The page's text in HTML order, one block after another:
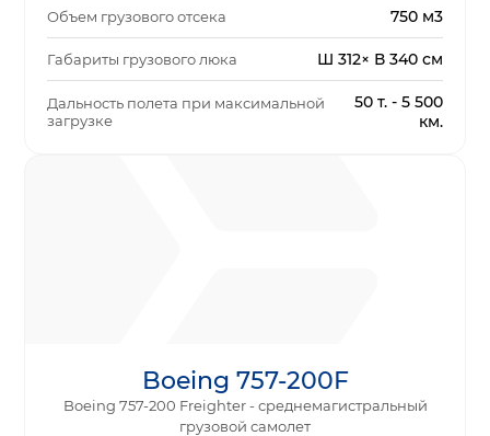
Объем грузового отсека 750 м3
Габариты грузового люка Ш 312× В 340 см
Дальность полета при максимальной
загрузке
50 т. - 5 500
км.
Boeing 757-200F
Boeing 757-200 Freighter - среднемагистральный
грузовой самолет